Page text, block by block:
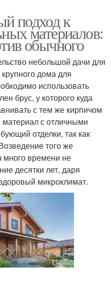
подход к
материалов:
обычного
небольшой дачи для
дома для
использовать
брус, у которого куда
с тем же кирпичом
с отличными
отделки, так как
того же
много времени не
десятки лет, даря
микроклимат.